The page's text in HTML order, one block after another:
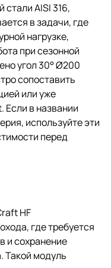
AISI 316,
в задачи, где
нагрузке,
при сезонной
угол 30° Ø200
сопоставить
или уже
в названии
используйте эти
перед
HF
где требуется
и сохранение
Такой модуль